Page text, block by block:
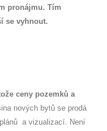
pronájmu. Tím
se vyhnout.
ceny pozemků a
nových bytů se prodá
a vizualizací. Není